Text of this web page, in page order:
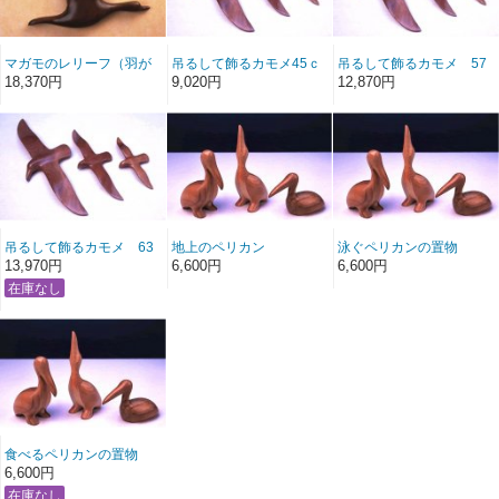
マガモのレリーフ（羽が
上）
18,370円
吊るして飾るカモメ45ｃ
ｍ
9,020円
吊るして飾るカモメ 57
ｃｍ
12,870円
吊るして飾るカモメ 63
ｃｍ
13,970円
地上のペリカン
6,600円
泳ぐペリカンの置物
6,600円
食べるペリカンの置物
6,600円